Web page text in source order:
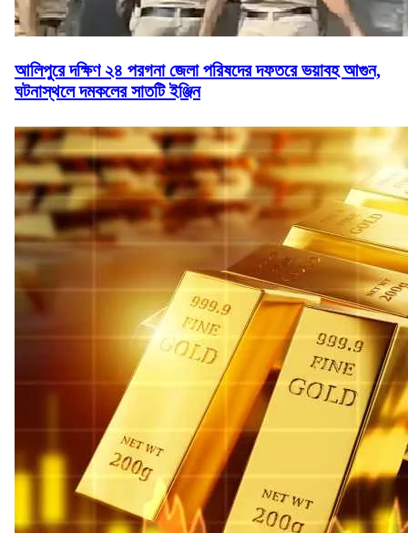
আলিপুরে দক্ষিণ ২৪ পরগনা জেলা পরিষদের দফতরে ভয়াবহ আগুন,
ঘটনাস্থলে দমকলের সাতটি ইঞ্জিন